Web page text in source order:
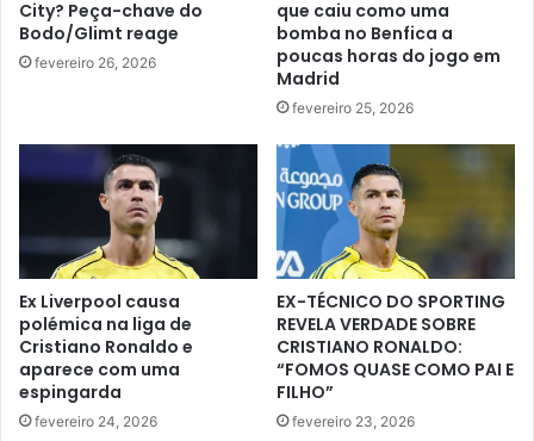
City? Peça-chave do
Bodo/Glimt reage
fevereiro 26, 2026
que caiu como uma
bomba no Benfica a
poucas horas do jogo em
Madrid
fevereiro 25, 2026
Ex Liverpool causa
polémica na liga de
Cristiano Ronaldo e
aparece com uma
espingarda
fevereiro 24, 2026
EX-TÉCNICO DO SPORTING
REVELA VERDADE SOBRE
CRISTIANO RONALDO:
“FOMOS QUASE COMO PAI E
FILHO”
fevereiro 23, 2026